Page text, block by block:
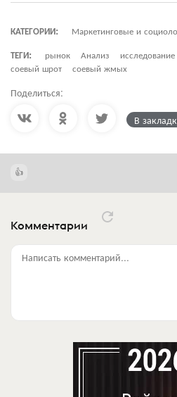
КАТЕГОРИИ:
Маркетинговые и
ТЕГИ:
рынок Анализ исследование
соевый шрот
соевый жмых
Поделиться:
В
Комментарии
Написать комментарий...